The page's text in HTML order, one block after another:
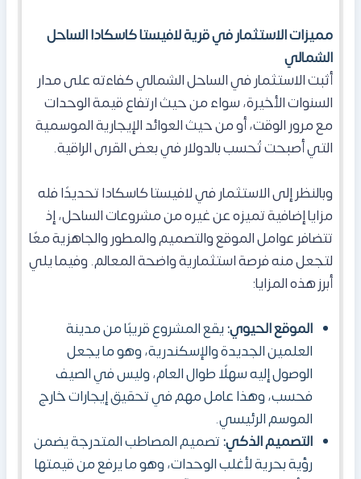
مميزات الاستثمار في قرية لافيستا كاسكادا الساحل
الشمالي
أثبت الاستثمار في الساحل الشمالي كفاءته على مدار
السنوات الأخيرة، سواء من حيث ارتفاع قيمة الوحدات
مع مرور الوقت، أو من حيث العوائد الإيجارية الموسمية
التي أصبحت تُحسب بالدولار في بعض القرى الراقية.
وبالنظر إلى الاستثمار في لافيستا كاسكادا تحديدًا فله
مزايا إضافية تميزه عن غيره من مشروعات الساحل، إذ
تتضافر عوامل الموقع والتصميم والمطور والجاهزية معًا
لتجعل منه فرصة استثمارية واضحة المعالم. وفيما يلي
أبرز هذه المزايا:
الموقع الحيوي:يقع المشروع قريبًا من مدينة
العلمين الجديدة والإسكندرية، وهو ما يجعل
الوصول إليه سهلًا طوال العام، وليس في الصيف
فحسب، وهذا عامل مهم في تحقيق إيجارات خارج
الموسم الرئيسي.
التصميم الذكي:تصميم المصاطب المتدرجة يضمن
رؤية بحرية لأغلب الوحدات، وهو ما يرفع من قيمتها